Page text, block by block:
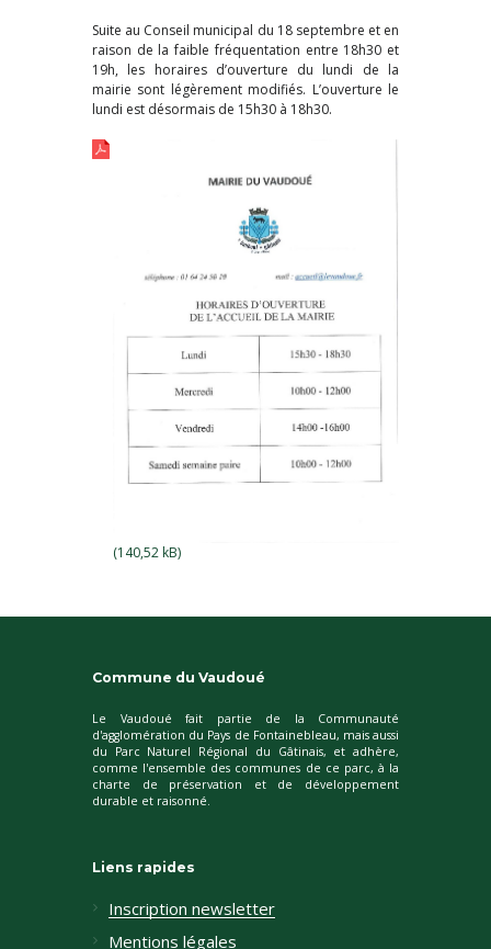
Suite au Conseil municipal du 18 septembre et en
raison de la faible fréquentation entre 18h30 et
19h, les horaires d’ouverture du lundi de la
mairie sont légèrement modifiés. L’ouverture le
lundi est désormais de 15h30 à 18h30.
Commune du Vaudoué
Le Vaudoué fait partie de la Communauté
d'agglomération du Pays de Fontainebleau, mais aussi
du Parc Naturel Régional du Gâtinais, et adhère,
comme l'ensemble des communes de ce parc, à la
charte de préservation et de développement
durable et raisonné.
Liens rapides
Inscription newsletter
Mentions légales